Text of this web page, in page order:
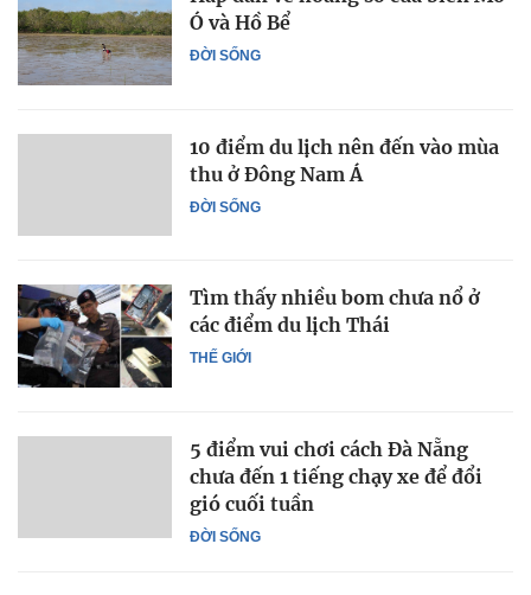
ĐỜI SỐNG
Ó và Hồ Bể
ĐỜI SỐNG
10 điểm du lịch nên đến vào mùa
thu ở Đông Nam Á
THẾ GIỚI
Tìm thấy nhiều bom chưa nổ ở
các điểm du lịch Thái
ĐỜI SỐNG
5 điểm vui chơi cách Đà Nẵng
chưa đến 1 tiếng chạy xe để đổi
gió cuối tuần